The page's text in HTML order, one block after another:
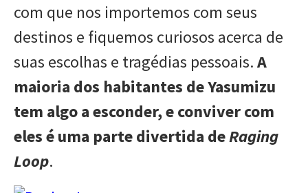
com que nos importemos com seus
destinos e fiquemos curiosos acerca de
suas escolhas e tragédias pessoais.A
maioria dos habitantes de Yasumizu
tem algo a esconder, e conviver com
eles é uma parte divertida deRaging
Loop.